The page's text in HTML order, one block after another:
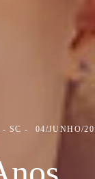
SC 04/JUNHO/